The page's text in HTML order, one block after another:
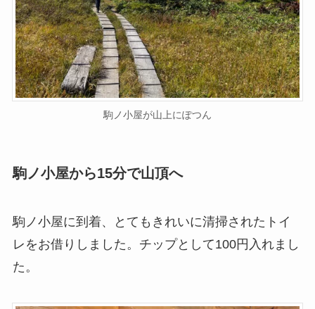
駒ノ小屋が山上にぽつん
駒ノ小屋から15分で山頂へ
駒ノ小屋に到着、とてもきれいに清掃されたトイ
レをお借りしました。チップとして100円入れまし
た。